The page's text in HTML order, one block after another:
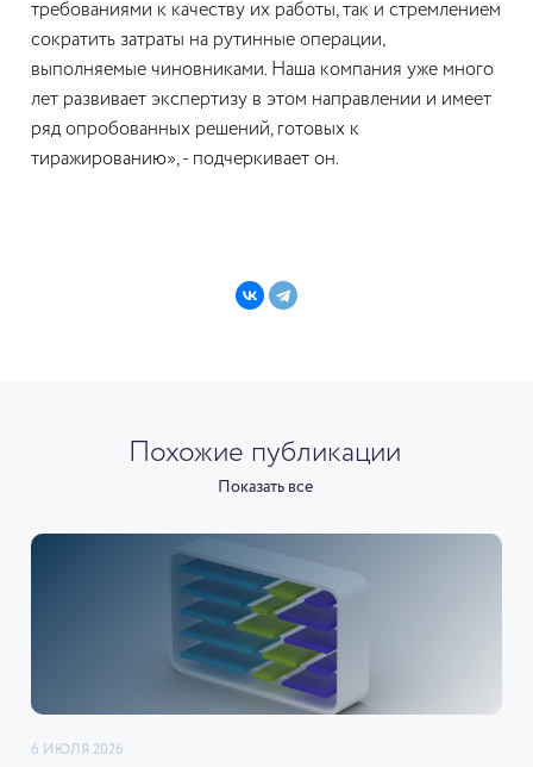
требованиями к качеству их работы, так и стремлением
сократить затраты на рутинные операции,
выполняемые чиновниками. Наша компания уже много
лет развивает экспертизу в этом направлении и имеет
ряд опробованных решений, готовых к
тиражированию», - подчеркивает он.
Похожие публикации
Показать все
6 ИЮЛЯ 2026